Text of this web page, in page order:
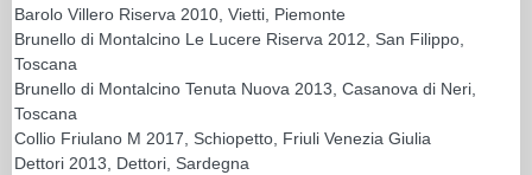
Barolo Villero Riserva 2010, Vietti, Piemonte
Brunello di Montalcino Le Lucere Riserva 2012, San Filippo,
Toscana
Brunello di Montalcino Tenuta Nuova 2013, Casanova di Neri,
Toscana
Collio Friulano M 2017, Schiopetto, Friuli Venezia Giulia
Dettori 2013, Dettori, Sardegna